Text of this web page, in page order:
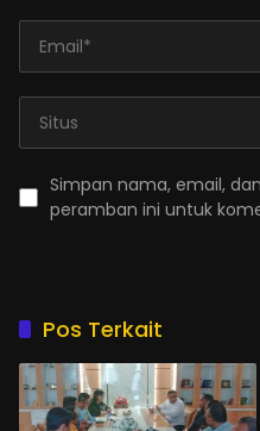
Simpan nama, email,
peramban ini untuk
Pos Terkait